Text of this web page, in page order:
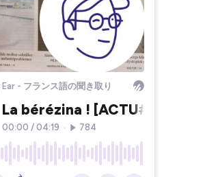
- フランス語の聞き取り
La bérézina ! [ACTU#24]
00:00 / 04:19 784